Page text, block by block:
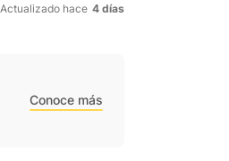
Actualizado hace 4 días
Conoce más